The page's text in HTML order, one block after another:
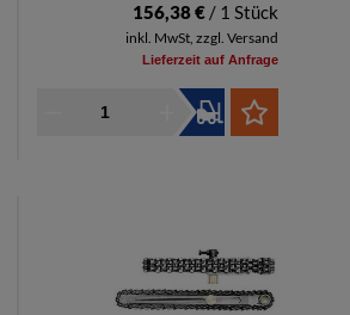
156,38 € / 1 Stück
inkl. MwSt, zzgl. Versand
Lieferzeit auf Anfrage